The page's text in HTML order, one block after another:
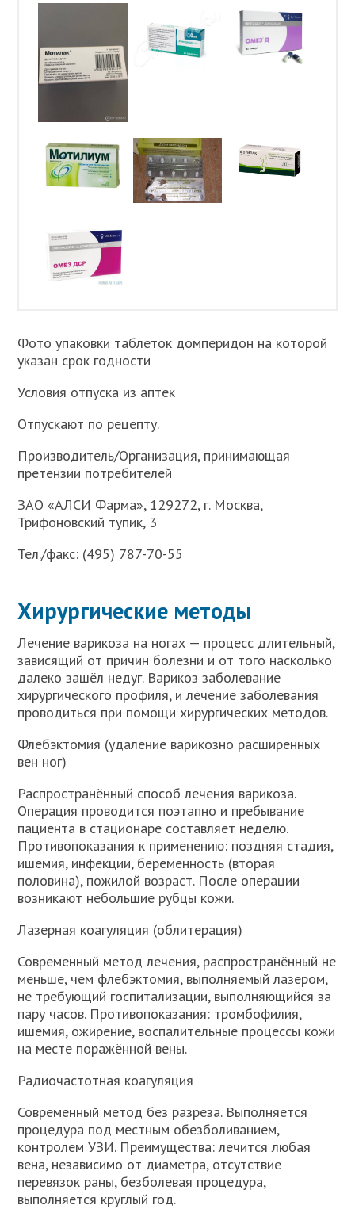
Фото упаковки таблеток домперидон на которой
указан срок годности
Условия отпуска из аптек
Отпускают по рецепту.
Производитель/Организация, принимающая
претензии потребителей
ЗАО «АЛСИ Фарма», 129272, г. Москва,
Трифоновский тупик, 3
Тел./факс: (495) 787-70-55
Хирургические методы
Лечение варикоза на ногах — процесс длительный,
зависящий от причин болезни и от того насколько
далеко зашёл недуг. Варикоз заболевание
хирургического профиля, и лечение заболевания
проводиться при помощи хирургических методов.
Флебэктомия (удаление варикозно расширенных
вен ног)
Распространённый способ лечения варикоза.
Операция проводится поэтапно и пребывание
пациента в стационаре составляет неделю.
Противопоказания к применению: поздняя стадия,
ишемия, инфекции, беременность (вторая
половина), пожилой возраст. После операции
возникают небольшие рубцы кожи.
Лазерная коагуляция (облитерация)
Современный метод лечения, распространённый не
меньше, чем флебэктомия, выполняемый лазером,
не требующий госпитализации, выполняющийся за
пару часов. Противопоказания: тромбофилия,
ишемия, ожирение, воспалительные процессы кожи
на месте поражённой вены.
Радиочастотная коагуляция
Современный метод без разреза. Выполняется
процедура под местным обезболиванием,
контролем УЗИ. Преимущества: лечится любая
вена, независимо от диаметра, отсутствие
перевязок раны, безболевая процедура,
выполняется круглый год.